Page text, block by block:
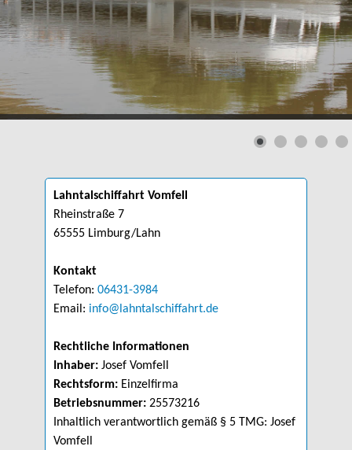
Lahntalschiffahrt Vomfell
Rheinstraße 7
65555 Limburg/Lahn
Kontakt
Telefon: 06431-3984
Email: info@lahntalschiffahrt.de
Rechtliche Informationen
Inhaber:Josef Vomfell
Rechtsform:Einzelfirma
Betriebsnummer:25573216
Inhaltlich verantwortlich gemäß § 5 TMG: Josef
Vomfell